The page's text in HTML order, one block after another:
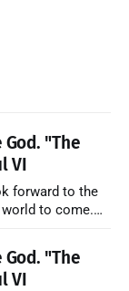
"The
VI
forward to the
to come.
"The
VI